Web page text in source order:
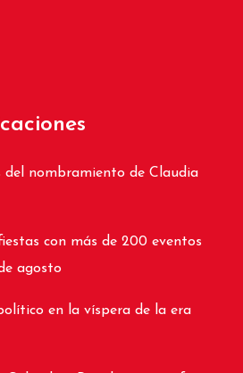
del nombramiento de Claudia
con más de 200 eventos
agosto
en la víspera de la era